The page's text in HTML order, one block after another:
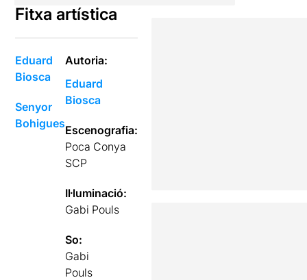
Fitxa artística
Eduard
Biosca
Senyor
Bohigues
Autoria:
Eduard
Biosca
Escenografia:
Poca Conya
SCP
Il·luminació:
Gabi Pouls
So:
Gabi
Pouls